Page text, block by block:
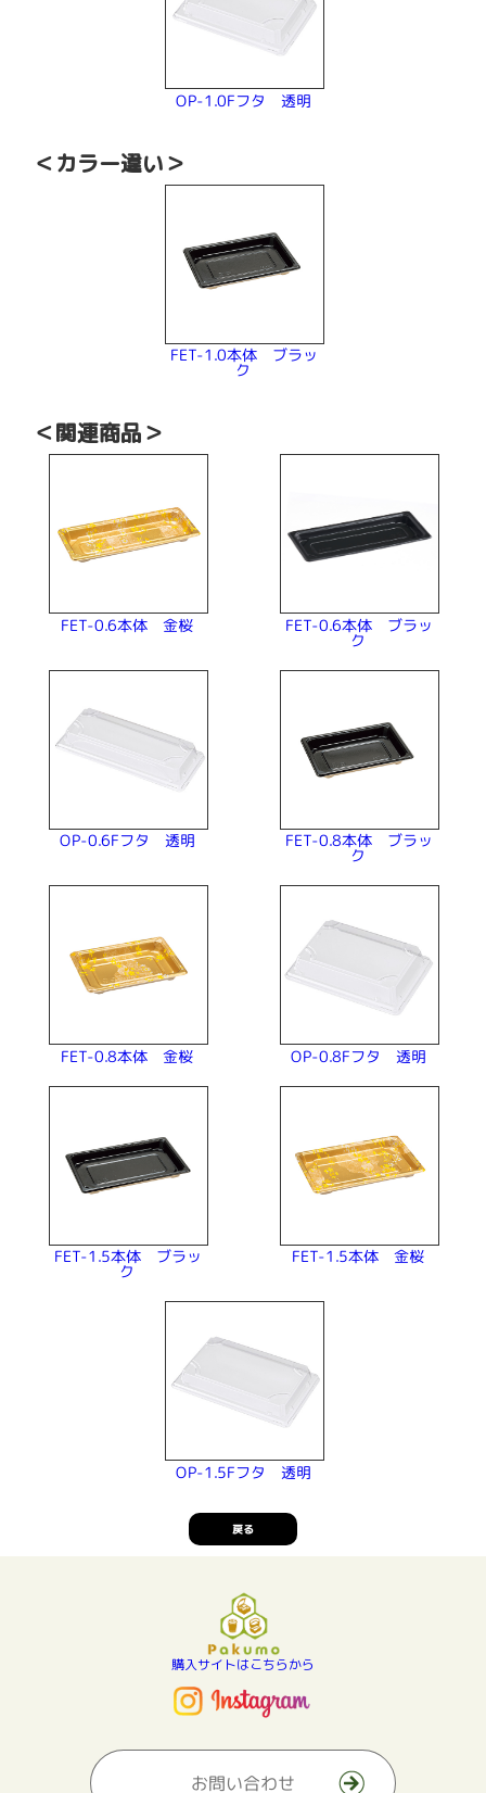
OP-1.0Fフタ 透明
＜カラー違い＞
FET-1.0本体 ブラッ
ク
＜関連商品＞
FET-0.6本体 金桜 FET-0.6本体 ブラッ
ク
OP-0.6Fフタ 透明 FET-0.8本体 ブラッ
ク
FET-0.8本体 金桜 OP-0.8Fフタ 透明
FET-1.5本体 ブラッ
ク
FET-1.5本体 金桜
OP-1.5Fフタ 透明
戻る
購入サイトはこちらから
お問い合わせ